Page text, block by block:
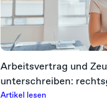
Arbeitsvertrag und
unterschreiben:
Artikel lesen